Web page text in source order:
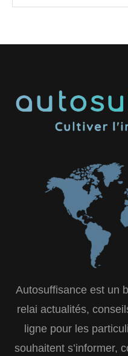
Autosuffisance est un
relai actualités,
ligne pour les
souhaitent s’informer,